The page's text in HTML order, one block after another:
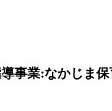
事業:なかじま